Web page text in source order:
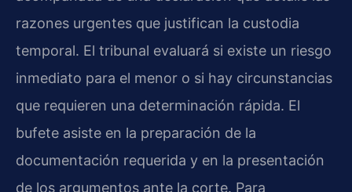
razones urgentes que justifican la custodia
temporal. El tribunal evaluará si existe un riesgo
inmediato para el menor o si hay circunstancias
que requieren una determinación rápida. El
bufete asiste en la preparación de la
documentación requerida y en la presentación
de los argumentos ante la corte. Para